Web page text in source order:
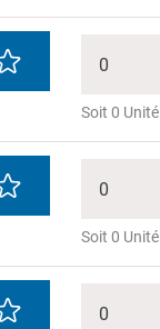
0
Soit 0 Unité
0
Soit 0 Unité
0